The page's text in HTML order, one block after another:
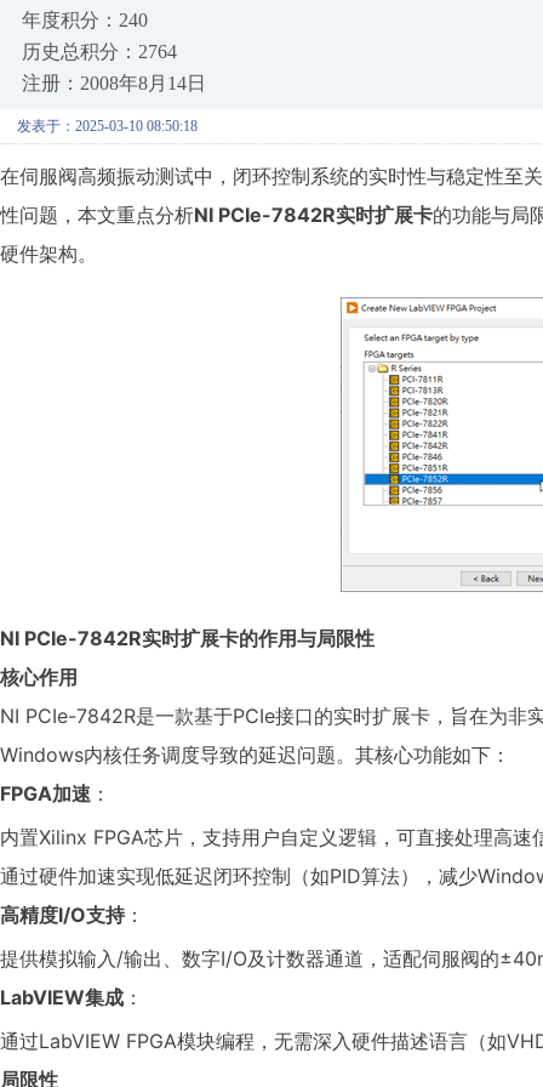
年度积分：240
历史总积分：2764
注册：2008年8月14日
发表于：2025-03-10 08:50:18
在伺服阀高频振动测试中，闭环控制系统的实时性与稳定性
性问题，本文重点分析NI PCIe-7842R实时扩展卡的功能与局
硬件架构。
NI PCIe-7842R实时扩展卡的作用与局限性
核心作用
NI PCIe-7842R是一款基于PCIe接口的实时扩展卡，旨在为非
Windows内核任务调度导致的延迟问题。其核心功能如下：
FPGA加速 ：
内置Xilinx FPGA芯片，支持用户自定义逻辑，可直接处理高
通过硬件加速实现低延迟闭环控制（如PID算法），减少
高精度I/O支持 ：
提供模拟输入/输出、数字I/O及计数器通道，适配伺服阀的
LabVIEW集成 ：
通过LabVIEW FPGA模块编程，无需深入硬件描述语言（如
局限性